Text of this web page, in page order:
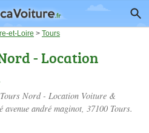
et-Loire > Tours
- Location
Nord - Location Voiture &
avenue andré maginot, 37100 Tours.